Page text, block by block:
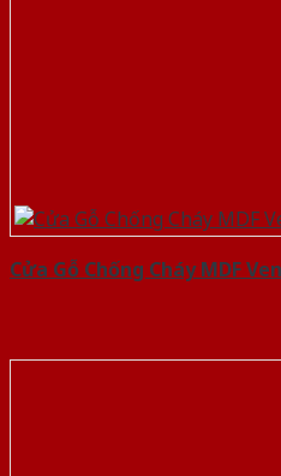
Cửa Gỗ Chống Cháy MDF